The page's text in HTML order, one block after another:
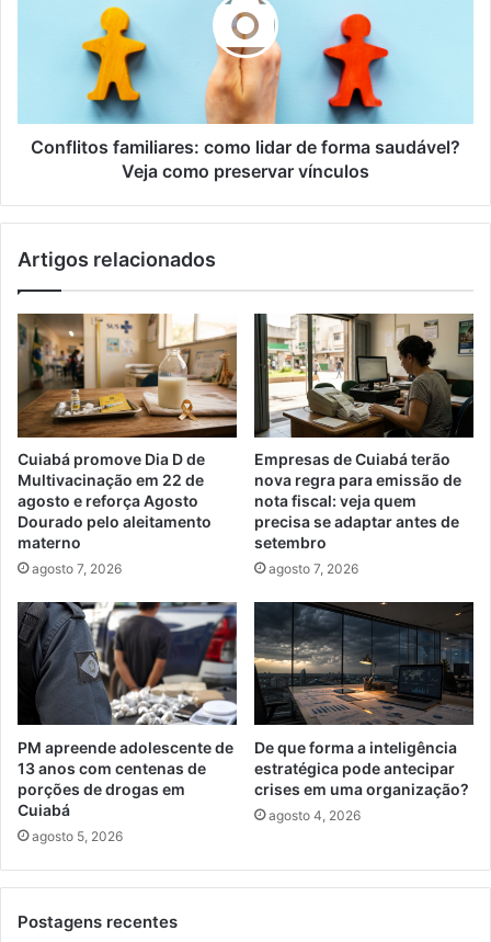
como
preservar
Conflitos familiares: como lidar de forma saudável?
Veja como preservar vínculos
Artigos relacionados
Cuiabá promove Dia D de
Multivacinação em 22 de
agosto e reforça Agosto
Dourado pelo aleitamento
materno
agosto 7, 2026
Empresas de Cuiabá terão
nova regra para emissão de
nota fiscal: veja quem
precisa se adaptar antes de
setembro
agosto 7, 2026
PM apreende adolescente de
13 anos com centenas de
porções de drogas em
Cuiabá
agosto 5, 2026
De que forma a inteligência
estratégica pode antecipar
crises em uma organização?
agosto 4, 2026
Postagens recentes